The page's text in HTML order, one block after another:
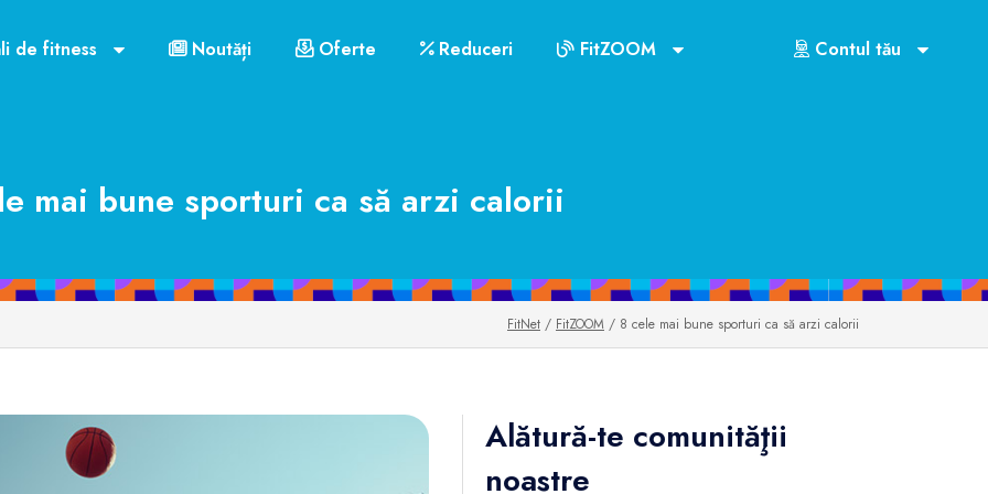
de fitness Noutăți Oferte Reduceri FitZOOM Contul tău
mai bune sporturi ca să arzi calorii
FitNet / FitZOOM / 8 cele mai bune sporturi ca să arzi calorii
Alătură-te comunităţii
noastre